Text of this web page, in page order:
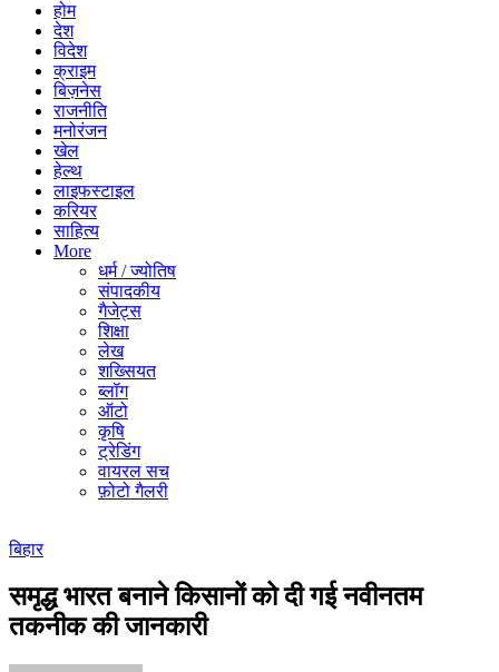
होम
देश
विदेश
क्राइम
बिज़नेस
राजनीति
मनोरंजन
खेल
हेल्थ
लाइफस्टाइल
करियर
साहित्य
More
धर्म / ज्योतिष
संपादकीय
गैजेट्स
शिक्षा
लेख
शख्सियत
ब्लॉग
ऑटो
कृषि
ट्रेडिंग
वायरल सच
फ़ोटो गैलरी
बिहार
समृद्ध भारत बनाने किसानों को दी गई नवीनतम
तकनीक की जानकारी